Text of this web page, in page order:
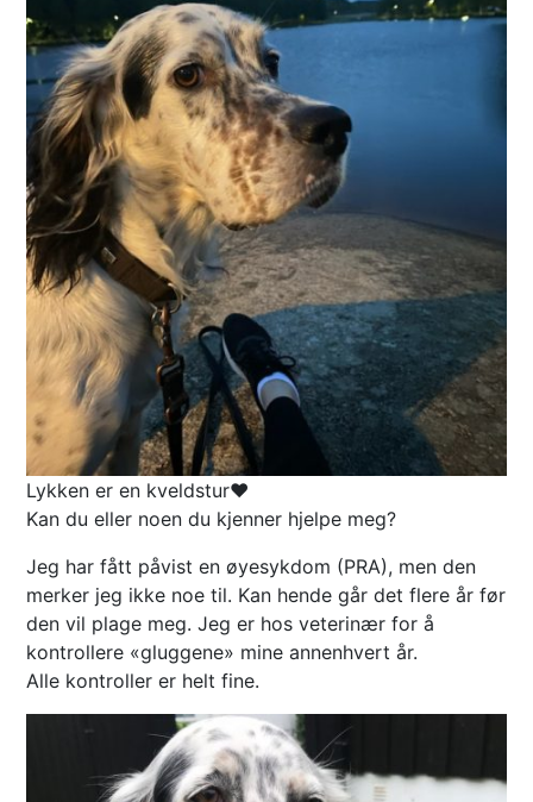
Lykken er en kveldstur❤️
Kan du eller noen du kjenner hjelpe meg?
Jeg har fått påvist en øyesykdom (PRA), men den
merker jeg ikke noe til. Kan hende går det flere år før
den vil plage meg. Jeg er hos veterinær for å
kontrollere «gluggene» mine annenhvert år.
Alle kontroller er helt fine.